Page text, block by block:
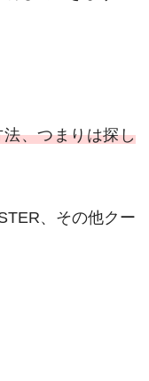
、つまりは探し
、その他クー